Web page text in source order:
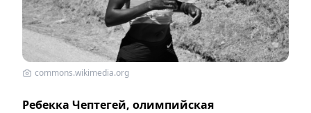
commons.wikimedia.org
Ребекка Чептегей, олимпийская